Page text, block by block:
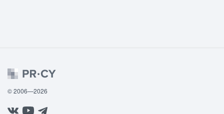
© 2006—2026